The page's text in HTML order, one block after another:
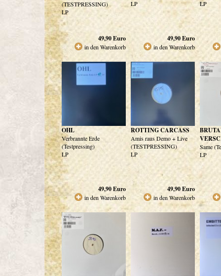
(TESTPRESSING)
LP
49,90Euro
in den Warenkorb
LP
49,90Euro
in den Warenkorb
LP
OHL
Verbrannte Erde
(Testpressing)
LP
49,90Euro
in den Warenkorb
ROTTING CARCASS
Amis raus Demo + Live
(TESTPRESSING)
LP
49,90Euro
in den Warenkorb
Same
LP